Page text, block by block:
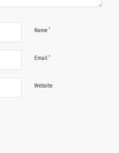
Name*
Email *
Website